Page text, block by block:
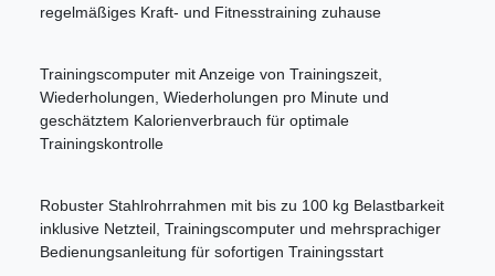
regelmäßiges Kraft- und Fitnesstraining zuhause
Trainingscomputer mit Anzeige von Trainingszeit,
Wiederholungen, Wiederholungen pro Minute und
geschätztem Kalorienverbrauch für optimale
Trainingskontrolle
Robuster Stahlrohrrahmen mit bis zu 100 kg Belastbarkeit
inklusive Netzteil, Trainingscomputer und mehrsprachiger
Bedienungsanleitung für sofortigen Trainingsstart